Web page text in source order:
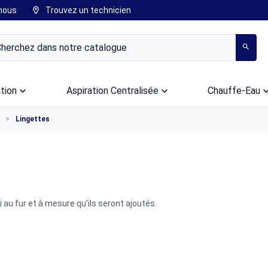
location_on Trouvez un technicien
search
keyboard_arrow_down Aspiration Centraliséekeyboard_arrow_down Chauffe-Eau
Lingettes
fur et à mesure qu'ils seront ajoutés.